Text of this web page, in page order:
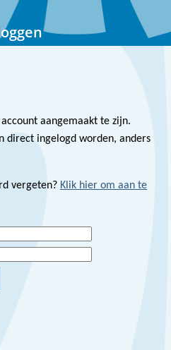
aangemaakt te zijn.
direct ingelogd worden, anders
vergeten? Klik hier om aan te